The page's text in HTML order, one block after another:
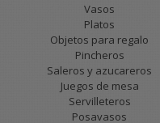
Vasos
Platos
Objetos para regalo
Pincheros
Saleros y azucareros
Juegos de mesa
Servilleteros
Posavasos